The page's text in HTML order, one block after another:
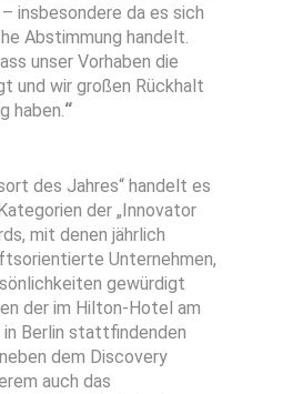
insbesondere da es sich
Abstimmung handelt.
unser Vorhaben die
und wir großen Rückhalt
haben.“
des Jahres“ handelt es
der „Innovator
mit denen jährlich
Unternehmen,
gewürdigt
der im Hilton-Hotel am
in Berlin stattfindenden
dem Discovery
auch das